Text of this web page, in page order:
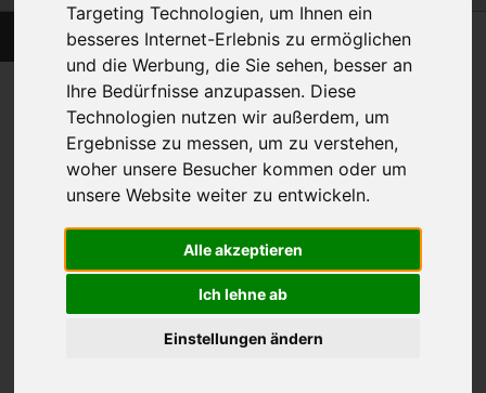
Targeting Technologien, um Ihnen ein
besseres Internet-Erlebnis zu ermöglichen
und die Werbung, die Sie sehen, besser an
Ihre Bedürfnisse anzupassen. Diese
Technologien nutzen wir außerdem, um
Ergebnisse zu messen, um zu verstehen,
woher unsere Besucher kommen oder um
unsere Website weiter zu entwickeln.
Alle akzeptieren
Ich lehne ab
Einstellungen ändern
Geschäftsstelle
Die Geschäftsstelle der SBW Vogtlandkreis gGmbH
finden Sie direkt in unserem Seniorenzentrum
Salus in Jößnitz. Bei Fragen rufen Sie uns gern an
und vereinbaren Sie einen Termin.